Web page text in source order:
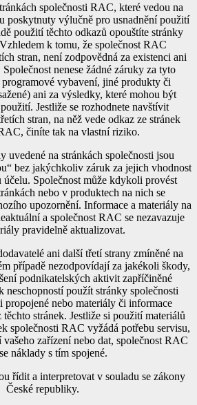
společnosti RAC, které vedou na
poskytnuty výlučně pro usnadnění použití
použití těchto odkazů opouštíte stránky
k tomu, že společnost RAC
stran, není zodpovědná za existenci ani
nenese žádné záruky za tyto
vybavení, jiné produkty či
ani za výsledky, které mohou být
Jestliže se rozhodnete navštívit
stran, na něž vede odkaz ze stránek
činíte tak na vlastní riziko.
uvedené na stránkách společnosti jsou
bez jakýchkoliv záruk za jejich vhodnost
Společnost může kdykoli provést
nebo v produktech na nich se
upozornění. Informace a materiály na
a společnost RAC se nezavazuje
pravidelně aktualizovat.
ani další třetí strany zmíněné na
případě nezodpovídají za jakékoli škody,
podnikatelských aktivit zapříčiněné
neschopností použít stránky společnosti
nebo materiály či informace
stránek. Jestliže si použití materiálů
společnosti RAC vyžádá potřebu servisu,
zařízení nebo dat, společnost RAC
náklady s tím spojené.
řídit a interpretovat v souladu se zákony
České republiky.